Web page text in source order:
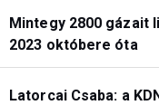
Mintegy 2800 gázait
2023 októbere óta
Latorcai Csaba: a